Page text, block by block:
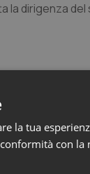
la dirigenza
la tua
con la